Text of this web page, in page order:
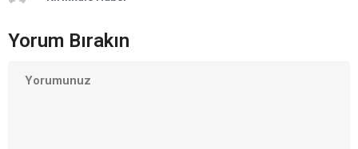
Yorum Bırakın